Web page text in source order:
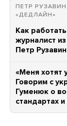
ПЕТР
«ДЕДЛАЙН»
Как
журналист
Петр
«Меня хотят
Говорим с
Гуменюк о
стандартах